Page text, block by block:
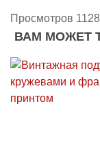
Просмотров 1128
ВАМ МОЖЕТ